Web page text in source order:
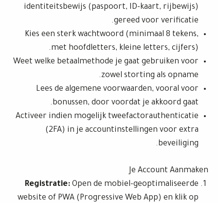
identiteitsbewijs (paspoort, ID-kaart, rijbewijs)
gereed voor verificatie.
Kies een sterk wachtwoord (minimaal 8 tekens,
met hoofdletters, kleine letters, cijfers).
Weet welke betaalmethode je gaat gebruiken voor
zowel storting als opname.
Lees de algemene voorwaarden, vooral voor
bonussen, door voordat je akkoord gaat.
Activeer indien mogelijk tweefactorauthenticatie
(2FA) in je accountinstellingen voor extra
beveiliging.
Je Account Aanmaken
Registratie: Open de mobiel-geoptimaliseerde
website of PWA (Progressive Web App) en klik op